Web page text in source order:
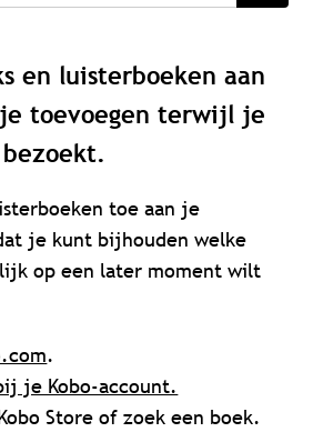
en luisterboeken aan
toevoegen terwijl je
bezoekt.
toe aan je
je kunt bijhouden welke
op een later moment wilt
.
je Kobo-account.
Store of zoek een boek.